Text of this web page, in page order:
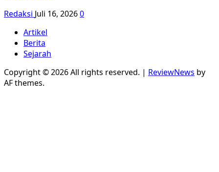
Redaksi Juli 16, 20260
Artikel
Berita
Sejarah
Copyright © 2026 All rights reserved. | ReviewNews by
AF themes.